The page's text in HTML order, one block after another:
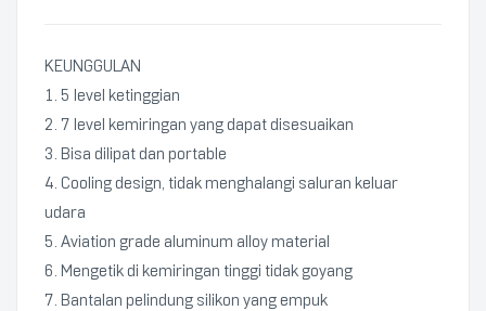
KEUNGGULAN
1. 5 level ketinggian
2. 7 level kemiringan yang dapat disesuaikan
3. Bisa dilipat dan portable
4. Cooling design, tidak menghalangi saluran keluar
udara
5. Aviation grade aluminum alloy material
6. Mengetik di kemiringan tinggi tidak goyang
7. Bantalan pelindung silikon yang empuk